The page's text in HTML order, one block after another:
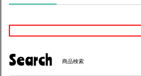
Search 商品検索